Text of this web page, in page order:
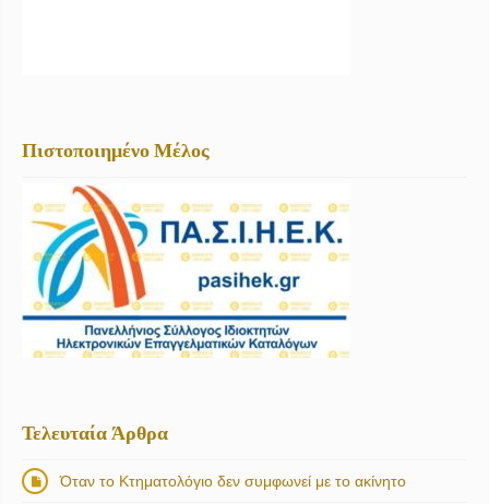
Πιστοποιημένο Μέλος
Τελευταία Άρθρα
Όταν το Κτηματολόγιο δεν συμφωνεί με το ακίνητο